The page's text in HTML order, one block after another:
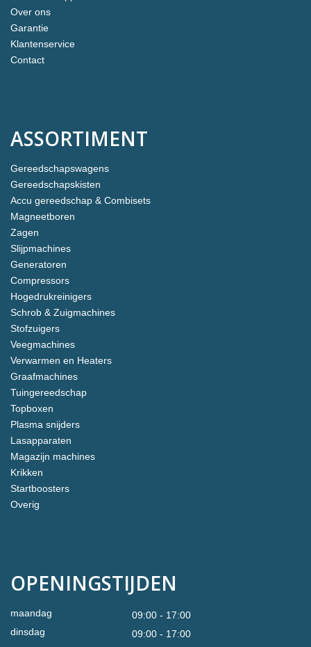
Over ons
Garantie
Klantenservice
Contact
ASSORTIMENT
Gereedschapswagens
Gereedschapskisten
Accu gereedschap & Combisets
Magneetboren
Zagen
Slijpmachines
Generatoren
Compressors
Hogedrukreinigers
Schrob & Zuigmachines
Stofzuigers
Veegmachines
Verwarmen en Heaters
Graafmachines
Tuingereedschap
Topboxen
Plasma snijders
Lasapparaten
Magazijn machines
Krikken
Startboosters
Overig
OPENINGSTIJDEN
maandag
09:00 - 17:00
dinsdag
09:00 - 17:00